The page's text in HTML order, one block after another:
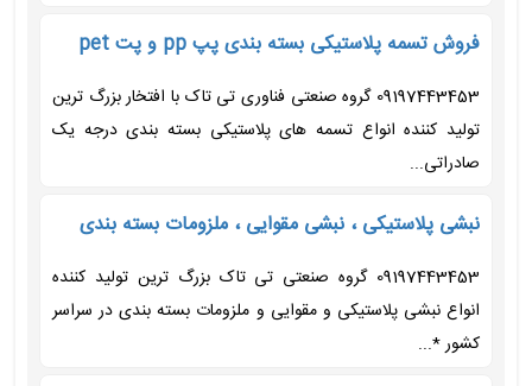
فروش تسمه پلاستیکی بسته بندی پپ pp و پت pet
09197443453 گروه صنعتی فناوری تی تاک با افتخار بزرگ ترین
تولید کننده انواع تسمه های پلاستیکی بسته بندی درجه یک
صادراتی...
نبشی پلاستیکی ، نبشی مقوایی ، ملزومات بسته بندی
09197443453 گروه صنعتی تی تاک بزرگ ترین تولید کننده
انواع نبشی پلاستیکی و مقوایی و ملزومات بسته بندی در سراسر
کشور *...